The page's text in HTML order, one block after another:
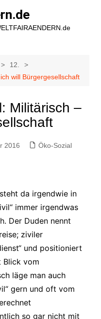
12.
will Bürgergesellschaft
Militärisch –
2016 Öko-Sozial
da irgendwie in
immer irgendwas
Der Duden nennt
ziviler
und positioniert
Blick vom
läge man auch
gern und oft vom
so gar nicht mit